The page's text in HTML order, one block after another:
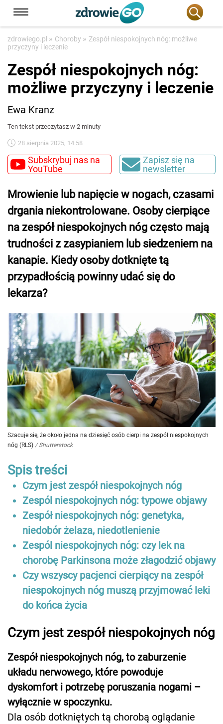
zdrowiego.pl » Choroby » Zespół niespokojnych nóg: możliwe
przyczyny i leczenie
Zespół niespokojnych nóg:
możliwe przyczyny i leczenie
Ewa Kranz
Ten tekst przeczytasz w 2 minuty
28 sierpnia 2025, 14:58
Subskrybuj nas na
YouTube
Zapisz się na
newsletter
Mrowienie lub napięcie w nogach, czasami
drgania niekontrolowane. Osoby cierpiące
na zespół niespokojnych nóg często mają
trudności z zasypianiem lub siedzeniem na
kanapie. Kiedy osoby dotknięte tą
przypadłością powinny udać się do
lekarza?
Szacuje się, że około jedna na dziesięć osób cierpi na zespół niespokojnych
nóg (RLS) / Shutterstock
Spis treści
Czym jest zespół niespokojnych nóg
Zespól niespokojnych nóg: typowe objawy
Zespół niespokojnych nóg: genetyka,
niedobór żelaza, niedotlenienie
Zespól niespokojnych nóg: czy lek na
chorobę Parkinsona może złagodzić objawy
Czy wszyscy pacjenci cierpiący na zespół
niespokojnych nóg muszą przyjmować leki
do końca życia
Czym jest zespół niespokojnych nóg
Zespół niespokojnych nóg, to zaburzenie
układu nerwowego, które powoduje
dyskomfort i potrzebę poruszania nogami –
wyłącznie w spoczynku.
Dla osób dotkniętych tą chorobą oglądanie